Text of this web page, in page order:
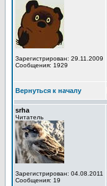
Зарегистрирован: 29.11.2009
Сообщения: 1929
Вернуться к началу
srha
Читатель
Зарегистрирован: 04.08.2011
Сообщения: 19